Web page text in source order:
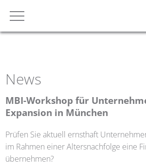
News
MBI-Workshop für
Expansion in München
Prüfen Sie aktuell ernsthaft
im Rahmen einer Altersnachfolge eine
übernehmen?